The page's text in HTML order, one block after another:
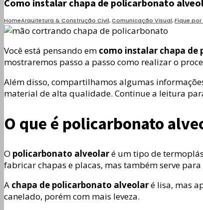
Como instalar chapa de policarbonato
HomeArquitetura & Construção Civil,Comunicação Visual,Fique por
Você está pensando em como instalar chapa
mostraremos passo a passo como realizar o
Além disso, compartilhamos algumas
material de alta qualidade. Continue a leitura
​​O que é policarbonato
O policarbonato alveolaré um tipo de
fabricar chapas e placas, mas também serve
A chapa de policarbonato alveolaré lisa, mas
canelado, porém com mais leveza.